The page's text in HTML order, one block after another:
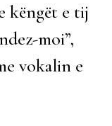
këngët e tij
moi”,
vokalin e